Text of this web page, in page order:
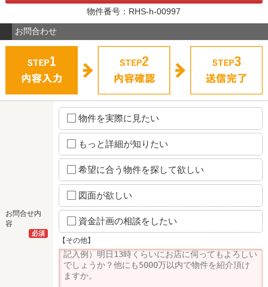
物件番号：RHS-h-00997
お問合わせ
お問合せ内
容
必須
物件を実際に見たい
もっと詳細が知りたい
希望に合う物件を探して欲しい
図面が欲しい
資金計画の相談をしたい
【その他】